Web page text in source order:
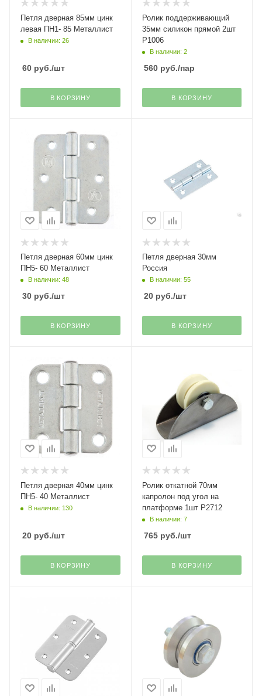
Петля дверная 85мм цинк
левая ПН1- 85 Металлист
В наличии: 26
60 руб./шт
В КОРЗИНУ
Ролик поддерживающий
35мм силикон прямой 2шт
Р1006
В наличии: 2
560руб./пар
В КОРЗИНУ
Петля дверная 60мм цинк
ПН5- 60 Металлист
В наличии: 48
30 руб./шт
В КОРЗИНУ
Петля дверная 30мм
Россия
В наличии: 55
20руб./шт
В КОРЗИНУ
Петля дверная 40мм цинк
ПН5- 40 Металлист
В наличии: 130
20 руб./шт
В КОРЗИНУ
Ролик откатной 70мм
капролон под угол на
платформе 1шт Р2712
В наличии: 7
765руб./шт
В КОРЗИНУ